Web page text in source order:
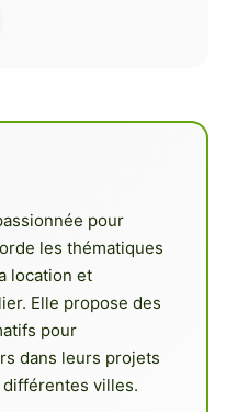
pour
les thématiques
location et
Elle propose des
pour
dans leurs projets
villes.